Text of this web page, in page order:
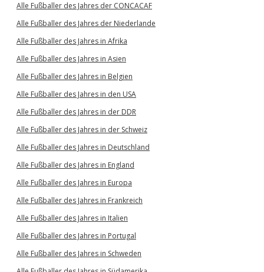
Alle Fußballer des Jahres der CONCACAF
Alle Fußballer des Jahres der Niederlande
Alle Fußballer des Jahres in Afrika
Alle Fußballer des Jahres in Asien
Alle Fußballer des Jahres in Belgien
Alle Fußballer des Jahres in den USA
Alle Fußballer des Jahres in der DDR
Alle Fußballer des Jahres in der Schweiz
Alle Fußballer des Jahres in Deutschland
Alle Fußballer des Jahres in England
Alle Fußballer des Jahres in Europa
Alle Fußballer des Jahres in Frankreich
Alle Fußballer des Jahres in Italien
Alle Fußballer des Jahres in Portugal
Alle Fußballer des Jahres in Schweden